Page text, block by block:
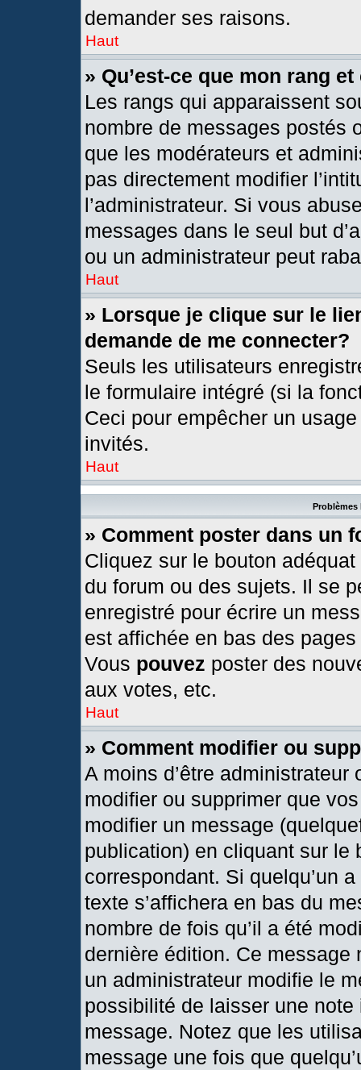
demander ses raisons.
Haut
» Qu’est-ce que mon rang
Les rangs qui apparaissent
nombre de messages postés
que les modérateurs et
pas directement modifier
l’administrateur. Si vous
messages dans le seul but
ou un administrateur peut
Haut
» Lorsque je clique sur le
demande de me connecter?
Seuls les utilisateurs
le formulaire intégré (si la
Ceci pour empêcher un
invités.
Haut
Problèmes
» Comment poster dans un
Cliquez sur le bouton
du forum ou des sujets. Il se
enregistré pour écrire un
est affichée en bas des
Vous pouvez poster des
aux votes, etc.
Haut
» Comment modifier ou
A moins d’être
modifier ou supprimer que
modifier un message
publication) en cliquant sur le
correspondant. Si quelqu’un
texte s’affichera en bas du
nombre de fois qu’il a été
dernière édition. Ce message
un administrateur modifie le
possibilité de laisser une
message. Notez que les
message une fois que